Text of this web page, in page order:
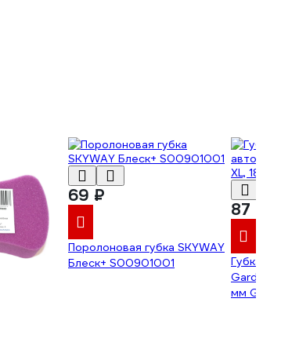
69 ₽
Поролоновая губка SKYWAY
Блеск+ S00901001
87 ₽
Губка
Garde
мм